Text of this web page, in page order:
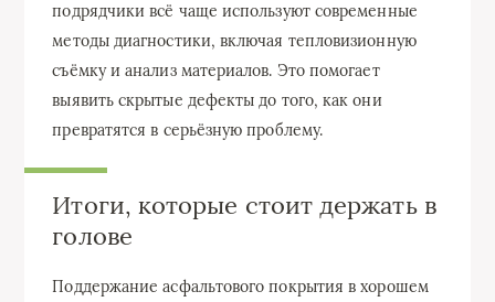
подрядчики всё чаще используют современные
методы диагностики, включая тепловизионную
съёмку и анализ материалов. Это помогает
выявить скрытые дефекты до того, как они
превратятся в серьёзную проблему.
Итоги, которые стоит держать в
голове
Поддержание асфальтового покрытия в хорошем